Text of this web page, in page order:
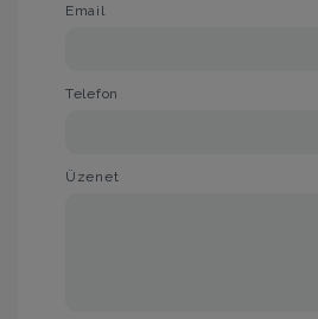
Email
Telefon
Üzenet